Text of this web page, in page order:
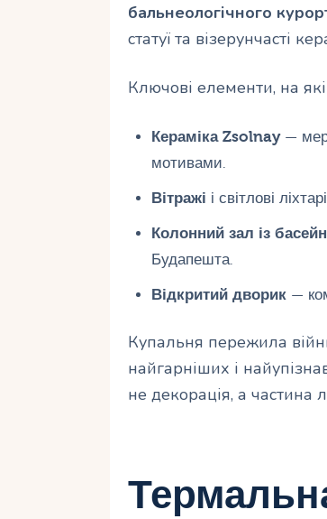
бальнеологічного
статуї та візерунчасті
Ключові елементи, на
Кераміка Zsolnay—
мотивами.
Вітражі і світлові
Колонний зал із
Будапешта.
Відкритий дворик—
Купальня пережила
найгарніших і
не декорація, а частина